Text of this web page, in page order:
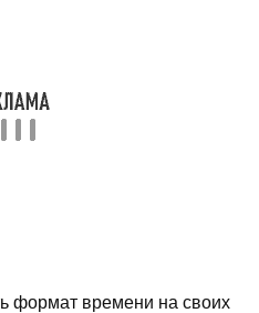
формат времени на своих